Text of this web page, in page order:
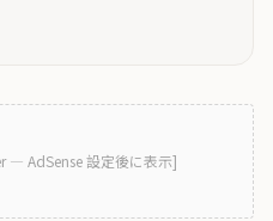
— AdSense 設定後に表示]